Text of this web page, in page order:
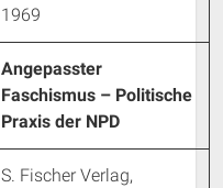
1969
Angepasster
Faschismus – Politische
Praxis der NPD
S. Fischer Verlag,